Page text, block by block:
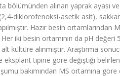
bölümünden alınan yaprak ayası
diklorofenoksi-asetik asit),
Hazır besin
Her iki besin ortamının da pH
kültüre alınmıştır. Araştırma
eksplant tipine göre değiştiği
bakımından MS ortamına